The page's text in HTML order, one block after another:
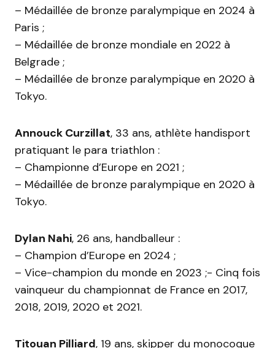
– Médaillée de bronze paralympique en 2024 à
Paris ;
– Médaillée de bronze mondiale en 2022 à
Belgrade ;
– Médaillée de bronze paralympique en 2020 à
Tokyo.
Annouck Curzillat, 33 ans, athlète handisport
pratiquant le para triathlon :
– Championne d’Europe en 2021 ;
– Médaillée de bronze paralympique en 2020 à
Tokyo.
Dylan Nahi, 26 ans, handballeur :
– Champion d’Europe en 2024 ;
– Vice-champion du monde en 2023 ;- Cinq fois
vainqueur du championnat de France en 2017,
2018, 2019, 2020 et 2021.
Titouan Pilliard, 19 ans, skipper du monocoque